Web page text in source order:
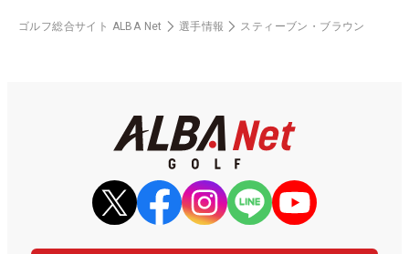
ゴルフ総合サイト ALBA Net 選手情報 スティーブン・ブラウン